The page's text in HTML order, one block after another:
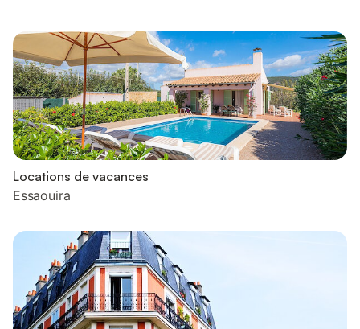
Locations de vacances
Essaouira